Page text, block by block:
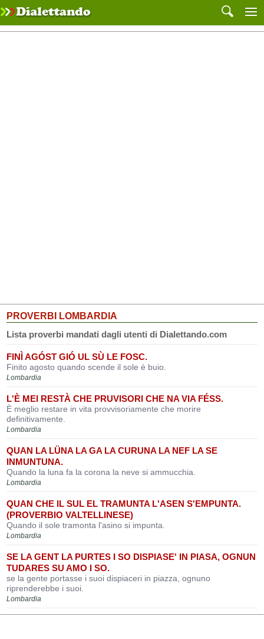
PROVERBI LOMBARDIA
Lista proverbi mandati dagli utenti di Dialettando.com
FINÌ AGÓST GIÓ UL SÙ LE FOSC.
Finito agosto quando scende il sole è buio.
Lombardia
L'È MEI RESTÀ CHE PRUVISORI CHE NA VIA FÉSS.
È meglio restare in vita provvisoriamente che morire
definitivamente.
Lombardia
QUAN LA LÜNA LA GA LA CURUNA LA NEF LA SE
INMUNTUNA.
Quando la luna fa la corona la neve si ammucchia.
Lombardia
QUAN CHE IL SUL EL TRAMUNTA L'ASEN S'EMPUNTA.
(PROVERBIO VALTELLINESE)
Quando il sole tramonta l'asino si impunta.
Lombardia
SE LA GENT LA PURTES I SO DISPIASE' IN PIASA, OGNUN
TUDARES SU AMO I SO.
se la gente portasse i suoi dispiaceri in piazza, ognuno
riprenderebbe i suoi.
Lombardia